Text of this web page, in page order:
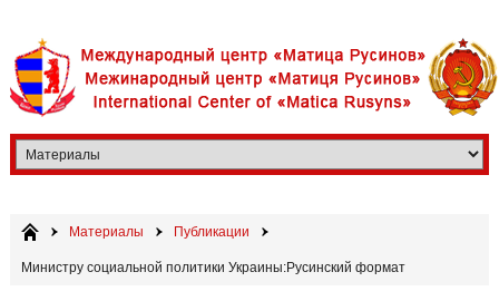
Материалы Публикации
Министру социальной политики Украины:Русинский формат